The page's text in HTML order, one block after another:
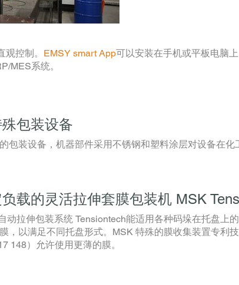
控制。 EMSY smart App可以安装在手机或平板电脑
MES系统。
包装设备
包装设备，机器部件采用不锈钢和塑料涂层对设备在
载的灵活拉伸套膜包装机 MSK
动拉伸包装系统 Tensiontech能适用各种码垛在托盘上
，以满足不同托盘形式。MSK 特殊的膜收集装置专利
148）允许使用更薄的膜。